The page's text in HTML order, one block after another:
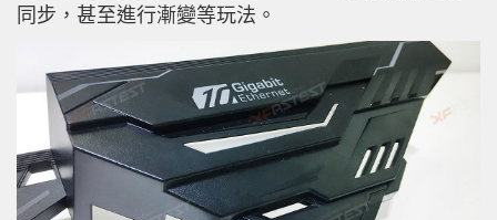
同步，甚至進行漸變等玩法。